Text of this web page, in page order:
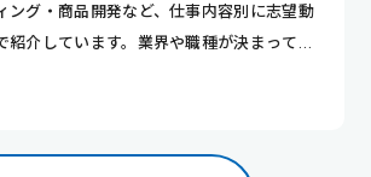
ング・商品開発など、仕事内容別に志望動
紹介しています。業界や職種が決まってい